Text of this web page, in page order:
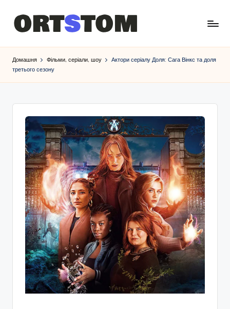
Домашня Фільми, серіали, шоу
Актори серіалу Доля: Сага Вінкс та доля
третього сезону